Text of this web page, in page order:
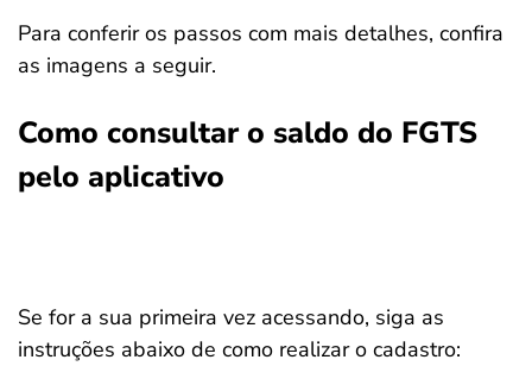
Para conferir os passos com mais detalhes, confira
as imagens a seguir.
Como consultar o saldo do FGTS
pelo aplicativo
Se for a sua primeira vez acessando, siga as
instruções abaixo de como realizar o cadastro: